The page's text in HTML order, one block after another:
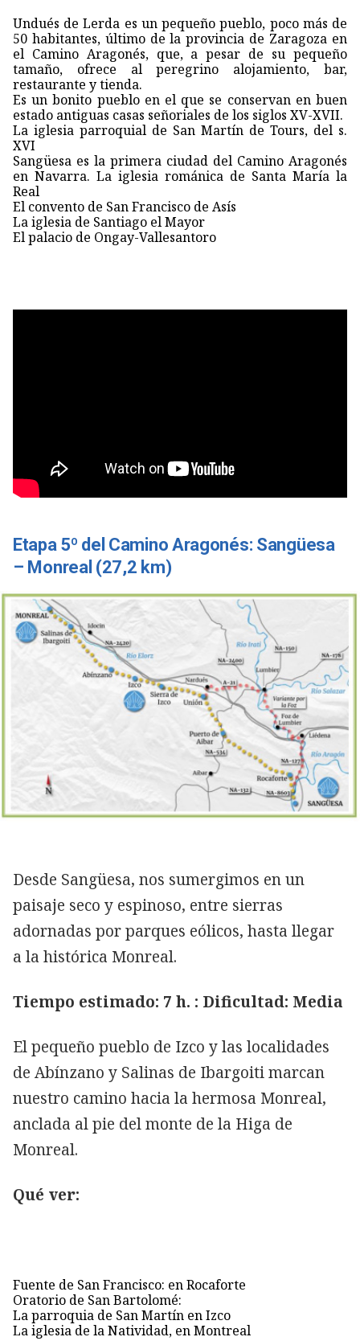
Undués de Lerda es un pequeño pueblo, poco más de
50 habitantes, último de la provincia de Zaragoza en
el Camino Aragonés, que, a pesar de su pequeño
tamaño, ofrece al peregrino alojamiento, bar,
restaurante y tienda.
Es un bonito pueblo en el que se conservan en buen
estado antiguas casas señoriales de los siglos XV-XVII.
La iglesia parroquial de San Martín de Tours, del s.
XVI
Sangüesa es la primera ciudad del Camino Aragonés
en Navarra. La iglesia románica de Santa María la
Real
El convento de San Francisco de Asís
La iglesia de Santiago el Mayor
El palacio de Ongay-Vallesantoro
Etapa 5º del Camino Aragonés: Sangüesa
– Monreal (27,2 km)
Desde Sangüesa, nos sumergimos en un
paisaje seco y espinoso, entre sierras
adornadas por parques eólicos, hasta llegar
a la histórica Monreal.
Tiempo estimado: 7 h. : Dificultad: Media
El pequeño pueblo de Izco y las localidades
de Abínzano y Salinas de Ibargoiti marcan
nuestro camino hacia la hermosa Monreal,
anclada al pie del monte de la Higa de
Monreal.
Qué ver:
Fuente de San Francisco: en Rocaforte
Oratorio de San Bartolomé:
La parroquia de San Martín en Izco
La iglesia de la Natividad, en Montreal